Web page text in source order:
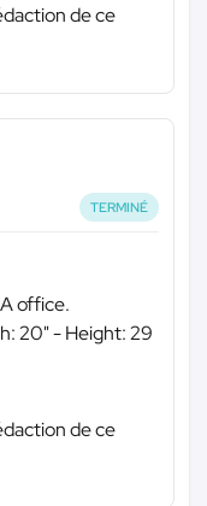
de ce
TERMINÉ
office.
20" - Height: 29
de ce